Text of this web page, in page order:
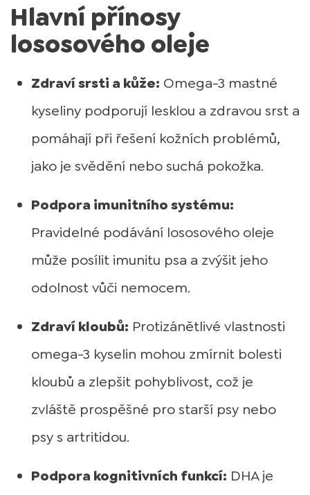
Hlavní přínosy
lososového oleje
Zdraví srsti a kůže: Omega-3 mastné
kyseliny podporují lesklou a zdravou srst a
pomáhají při řešení kožních problémů,
jako je svědění nebo suchá pokožka.
Podpora imunitního systému:
Pravidelné podávání lososového oleje
může posílit imunitu psa a zvýšit jeho
odolnost vůči nemocem.
Zdraví kloubů: Protizánětlivé vlastnosti
omega-3 kyselin mohou zmírnit bolesti
kloubů a zlepšit pohyblivost, což je
zvláště prospěšné pro starší psy nebo
psy s artritidou.
Podpora kognitivních funkcí: DHA je